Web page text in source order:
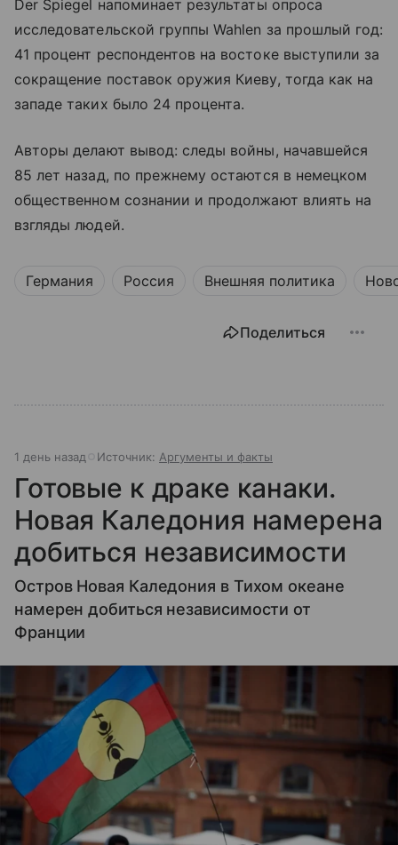
Der Spiegel напоминает результаты опроса
исследовательской группы Wahlen за прошлый год:
41 процент респондентов на востоке выступили за
сокращение поставок оружия Киеву, тогда как на
западе таких было 24 процента.
Авторы делают вывод: следы войны, начавшейся
85 лет назад, по прежнему остаются в немецком
общественном сознании и продолжают влиять на
взгляды людей.
Германия Россия Внешняя политика
Поделиться
1 день назад Источник: Аргументы и факты
Готовые к драке канаки.
Новая Каледония намерена
добиться независимости
Остров Новая Каледония в Тихом океане
намерен добиться независимости от
Франции